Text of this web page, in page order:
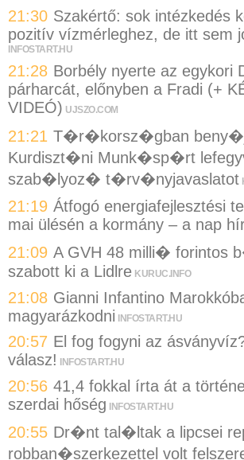
21:30 Szakértő: sok intézkedés
pozitív vízmérleghez, de itt sem
INFOSTART.HU
21:28 Borbély nyerte az egykori
párharcát, előnyben a Fradi (+
VIDEÓ) UJSZO.COM
21:21 T�r�korsz�gban
Kurdiszt�ni Munk�sp�rt
szab�lyoz� t�rv�nyjavaslatot
21:19 Átfogó energiafejlesztési
mai ülésén a kormány – a nap
21:09 A GVH 48 milli� forintos
szabott ki a Lidlre KURUC.INFO
21:08 Gianni Infantino
magyarázkodni INFOSTART.HU
20:57 El fog fogyni az
válasz!
INFOSTART.HU
20:56 41,4 fokkal írta át a
szerdai hőség INFOSTART.HU
20:55 Dr�nt tal�ltak a lipcsei
robban�szerkezettel volt